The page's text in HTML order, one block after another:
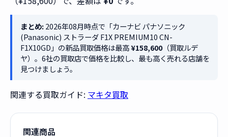
まとめ:2026年08月時点で「カーナビ パナソニック
(Panasonic) ストラーダ F1X PREMIUM10 CN-
F1X10GD」の新品買取価格は最高¥158,600（買取ルデ
ヤ）。6社の買取店で価格を比較し、最も高く売れる店舗を
見つけましょう。
関連する買取ガイド: マキタ買取
関連商品